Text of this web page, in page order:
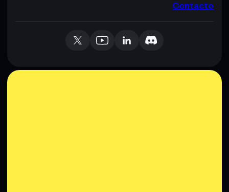
Contacto